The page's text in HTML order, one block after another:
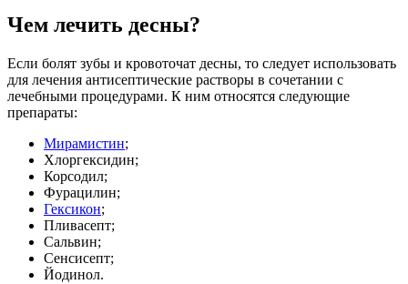
Чем лечить десны?
Если болят зубы и кровоточат десны, то следует использовать
для лечения антисептические растворы в сочетании с
лечебными процедурами. К ним относятся следующие
препараты:
Мирамистин;
Хлоргексидин;
Корсодил;
Фурацилин;
Гексикон;
Пливасепт;
Сальвин;
Сенсисепт;
Йодинол.